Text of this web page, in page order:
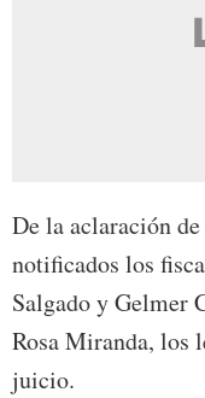
De la aclaración
notificados los
Salgado y Gelmer
Rosa Miranda, los
juicio.